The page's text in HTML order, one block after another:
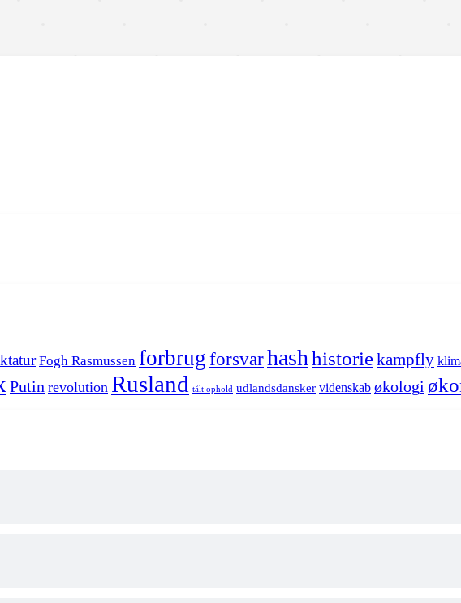
Fogh Rasmussen forbrugforsvarhash historiekampfly
Putin revolution Rusland tålt ophold udlandsdansker videnskab økologi